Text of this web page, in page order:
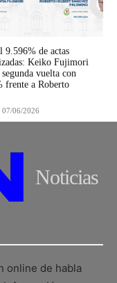
9.596% de actas
Keiko Fujimori
vuelta con
frente a Roberto
07/06/2026
Noticias
online de habla